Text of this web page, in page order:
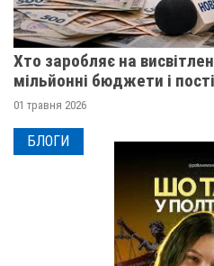
Хто заробляє на
мільйонні бюджети і
01 травня 2026
БЛОГИ